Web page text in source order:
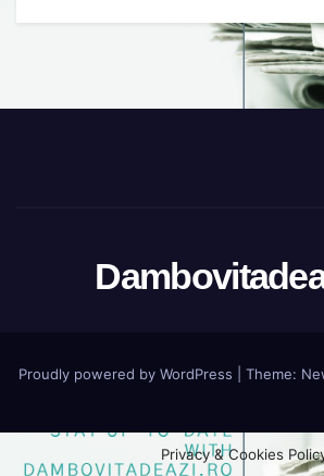
Proudly powered by WordPress Theme:
Privacy & Cookies